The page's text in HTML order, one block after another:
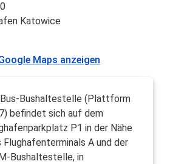
Katowice
Maps anzeigen
Bushaltestelle (Plattform
befindet sich auf dem
P1 in der Nähe
Flughafenterminals A und der
Bushaltestelle, in